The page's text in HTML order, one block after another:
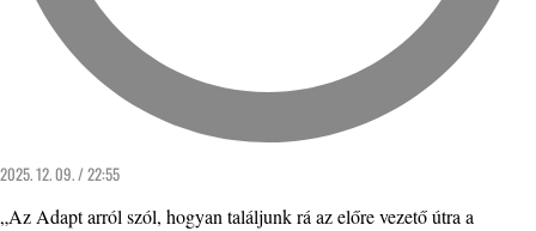
2025. 12. 09. / 22:55
„Az Adapt arról szól, hogyan találjunk rá az előre vezető útra a